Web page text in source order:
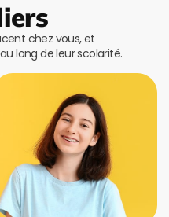
chez vous, et
long de leur scolarité.